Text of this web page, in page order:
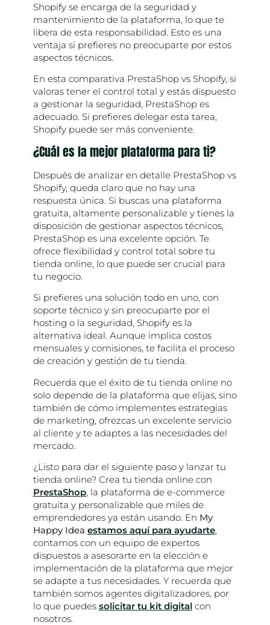
Shopify se encarga de la seguridad y
mantenimiento de la plataforma, lo que te
libera de esta responsabilidad. Esto es una
ventaja si prefieres no preocuparte por estos
aspectos técnicos.
En esta comparativa PrestaShop vs Shopify, si
valoras tener el control total y estás dispuesto
a gestionar la seguridad, PrestaShop es
adecuado. Si prefieres delegar esta tarea,
Shopify puede ser más conveniente.
¿Cuál es la mejor plataforma para ti?
Después de analizar en detalle PrestaShop vs
Shopify, queda claro que no hay una
respuesta única. Si buscas una plataforma
gratuita, altamente personalizable y tienes la
disposición de gestionar aspectos técnicos,
PrestaShop es una excelente opción. Te
ofrece flexibilidad y control total sobre tu
tienda online, lo que puede ser crucial para
tu negocio.
Si prefieres una solución todo en uno, con
soporte técnico y sin preocuparte por el
hosting o la seguridad, Shopify es la
alternativa ideal. Aunque implica costos
mensuales y comisiones, te facilita el proceso
de creación y gestión de tu tienda.
Recuerda que el éxito de tu tienda online no
solo depende de la plataforma que elijas, sino
también de cómo implementes estrategias
de marketing, ofrezcas un excelente servicio
al cliente y te adaptes a las necesidades del
mercado.
¿Listo para dar el siguiente paso y lanzar tu
tienda online? Crea tu tienda online con
PrestaShop, la plataforma de e-commerce
gratuita y personalizable que miles de
emprendedores ya están usando. En My
Happy Idea estamos aquí para ayudarte,
contamos con un equipo de expertos
dispuestos a asesorarte en la elección e
implementación de la plataforma que mejor
se adapte a tus necesidades. Y recuerda que
también somos agentes digitalizadores, por
lo que puedes solicitar tu kit digitalcon
nosotros.